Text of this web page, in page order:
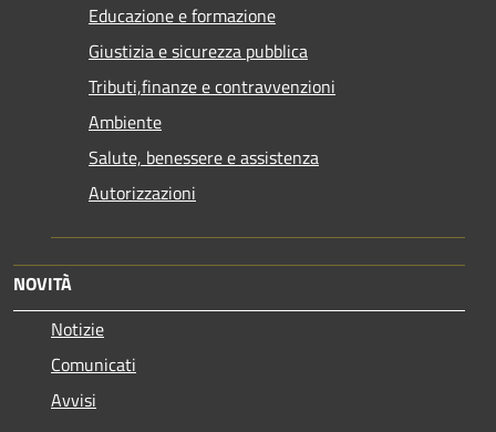
Educazione e formazione
Giustizia e sicurezza pubblica
Tributi,finanze e contravvenzioni
Ambiente
Salute, benessere e assistenza
Autorizzazioni
NOVITÀ
Notizie
Comunicati
Avvisi